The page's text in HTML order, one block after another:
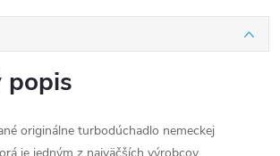
popis
originálne turbodúchadlo nemeckej